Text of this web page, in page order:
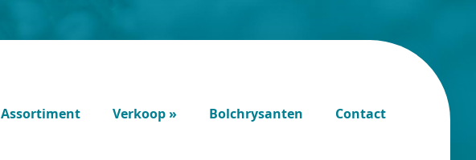
Assortiment
Verkoop
Bolchrysanten
Contact